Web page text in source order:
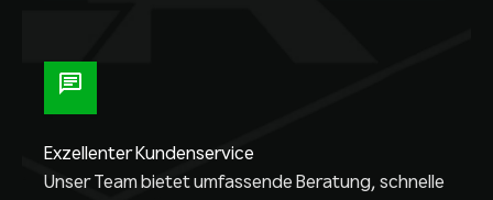
Exzellenter Kundenservice
Unser Team bietet umfassende Beratung, schnelle